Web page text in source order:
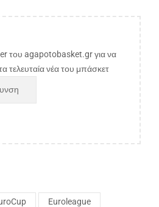
του agapotobasket.gr για να
τελευταία νέα του μπάσκετ
Euroleague